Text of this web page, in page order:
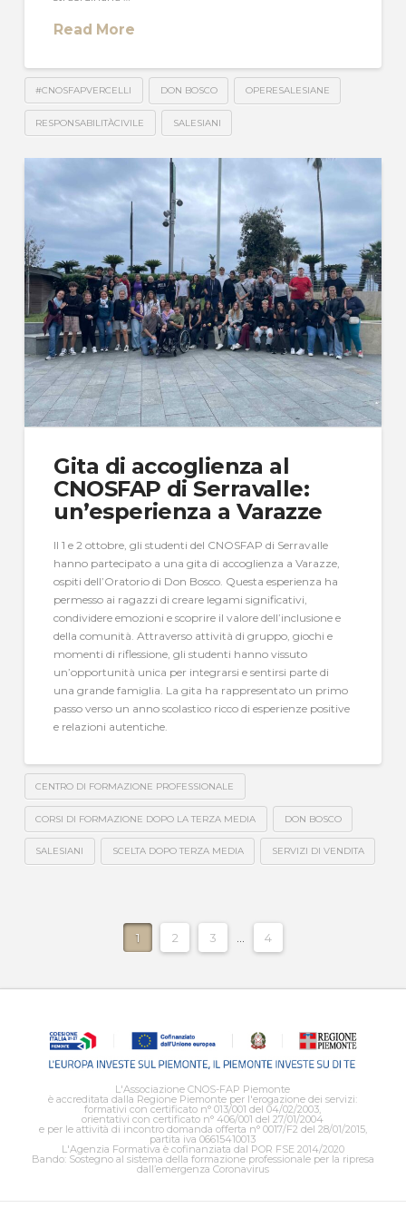
Read More
#CNOSFAPVERCELLI DON BOSCO OPERESALESIANE
RESPONSABILITÀCIVILE SALESIANI
Gita di accoglienza al
CNOSFAP di Serravalle:
un’esperienza a Varazze
Il 1 e 2 ottobre, gli studenti del CNOSFAP di Serravalle
hanno partecipato a una gita di accoglienza a Varazze,
ospiti dell’Oratorio di Don Bosco. Questa esperienza ha
permesso ai ragazzi di creare legami significativi,
condividere emozioni e scoprire il valore dell’inclusione e
della comunità. Attraverso attività di gruppo, giochi e
momenti di riflessione, gli studenti hanno vissuto
un’opportunità unica per integrarsi e sentirsi parte di
una grande famiglia. La gita ha rappresentato un primo
passo verso un anno scolastico ricco di esperienze positive
e relazioni autentiche.
CENTRO DI FORMAZIONE PROFESSIONALE
CORSI DI FORMAZIONE DOPO LA TERZA MEDIA DON BOSCO
SALESIANI SCELTA DOPO TERZA MEDIA SERVIZI DI VENDITA
1 2 3 4
L'Associazione CNOS-FAP Piemonte
è accreditata dalla Regione Piemonte per l'erogazione dei servizi:
formativi con certificato n° 013/001 del 04/02/2003,
orientativi con certificato n° 406/001 del 27/01/2004
e per le attività di incontro domanda offerta n° 0017/F2 del 28/01/2015,
partita iva 06615410013
L'Agenzia Formativa è cofinanziata dal POR FSE 2014/2020
Bando: Sostegno al sistema della formazione professionale per la ripresa
dall’emergenza Coronavirus